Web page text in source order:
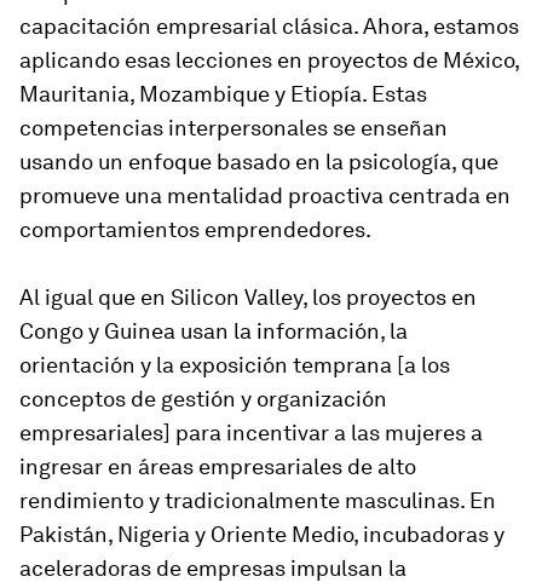
capacitación empresarial clásica. Ahora, estamos
aplicando esas lecciones en proyectos de México,
Mauritania, Mozambique y Etiopía. Estas
competencias interpersonales se enseñan
usando un enfoque basado en la psicología, que
promueve una mentalidad proactiva centrada en
comportamientos emprendedores.
Al igual que en Silicon Valley, los proyectos en
Congo y Guinea usan la información, la
orientación y la exposición temprana [a los
conceptos de gestión y organización
empresariales] para incentivar a las mujeres a
ingresar en áreas empresariales de alto
rendimiento y tradicionalmente masculinas. En
Pakistán, Nigeria y Oriente Medio, incubadoras y
aceleradoras de empresas impulsan la